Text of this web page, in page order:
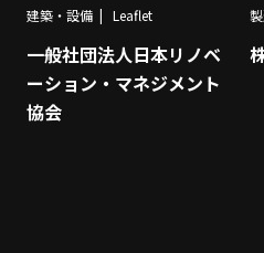
建築・設備 Leaflet
一般社団法人日本リノベ
ーション・マネジメント
協会